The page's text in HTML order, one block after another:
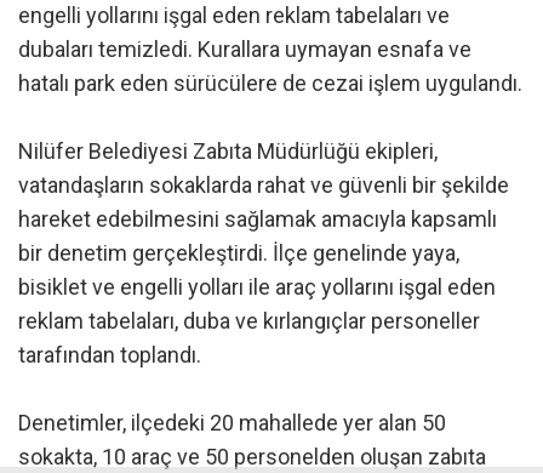
engelli yollarını işgal eden reklam tabelaları ve
dubaları temizledi. Kurallara uymayan esnafa ve
hatalı park eden sürücülere de cezai işlem uygulandı.
Nilüfer Belediyesi Zabıta Müdürlüğü ekipleri,
vatandaşların sokaklarda rahat ve güvenli bir şekilde
hareket edebilmesini sağlamak amacıyla kapsamlı
bir denetim gerçekleştirdi. İlçe genelinde yaya,
bisiklet ve engelli yolları ile araç yollarını işgal eden
reklam tabelaları, duba ve kırlangıçlar personeller
tarafından toplandı.
Denetimler, ilçedeki 20 mahallede yer alan 50
sokakta, 10 araç ve 50 personelden oluşan zabıta